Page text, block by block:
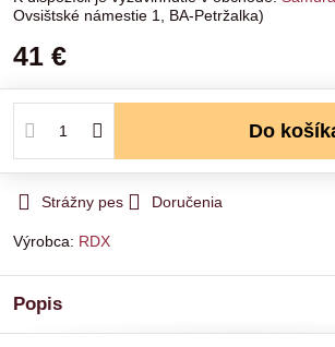
Ovsištské námestie 1, BA-Petržalka)
41 €
Do
Strážny pes Doručenia
Výrobca: RDX
Popis